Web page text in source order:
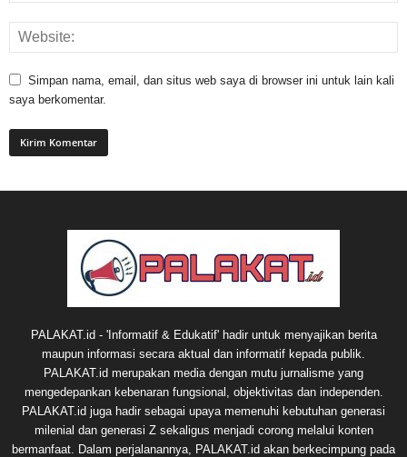
Simpan nama, email, dan situs web saya di browser ini untuk lain kali
saya berkomentar.
PALAKAT.id - 'Informatif & Edukatif' hadir untuk menyajikan berita
maupun informasi secara aktual dan informatif kepada publik.
PALAKAT.id merupakan media dengan mutu jurnalisme yang
mengedepankan kebenaran fungsional, objektivitas dan independen.
PALAKAT.id juga hadir sebagai upaya memenuhi kebutuhan generasi
milenial dan generasi Z sekaligus menjadi corong melalui konten
bermanfaat. Dalam perjalanannya, PALAKAT.id akan berkecimpung pada